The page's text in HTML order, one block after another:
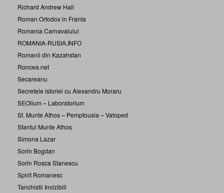
Richard Andrew Hall
Roman Ortodox in Franta
Romania Carnavalului
ROMANIA-RUSIA.INFO
Romanii din Kazahstan
Roncea.net
Secareanu
Secretele istoriei cu Alexandru Moraru
SEOlium – Laboratorium
Sf. Munte Athos – Pemptousia – Vatoped
Sfantul Munte Athos
Simona Lazar
Sorin Bogdan
Sorin Rosca Stanescu
Spirit Romanesc
Tanchistii Invizibili